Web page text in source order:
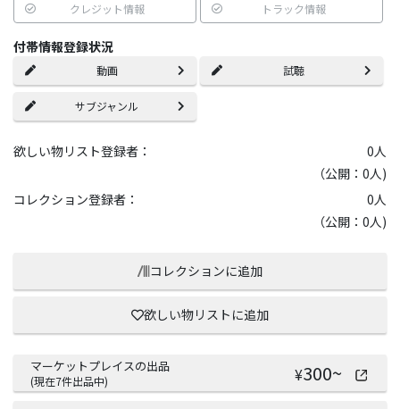
クレジット情報 トラック情報
付帯情報登録状況
動画 試聴
サブジャンル
欲しい物リスト登録者： 0人
（公開：0人)
コレクション登録者：
0人
（公開：0人)
コレクションに追加
欲しい物リストに追加
マーケットプレイスの出品
(現在7件出品中) ¥300~